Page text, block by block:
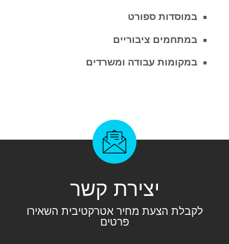
במוסדות ספורט
במתחמים ציבוריים
במקומות עבודה ומשרדים
יצירת קשר
לקבלת הצעת מחיר אטרקטיבית השאירו
פרטים